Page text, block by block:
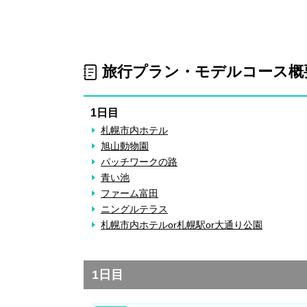
旅行プラン・モデルコース概
1日目
札幌市内ホテル
旭山動物園
パッチワークの路
青い池
ファーム富田
ニングルテラス
札幌市内ホテルor札幌駅or大通り公園
1日目